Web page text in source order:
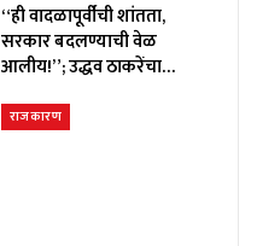
“ही वादळापूर्वीची शांतता,
सरकार बदलण्याची वेळ
आलीय!”; उद्धव ठाकरेंचा…
राजकारण